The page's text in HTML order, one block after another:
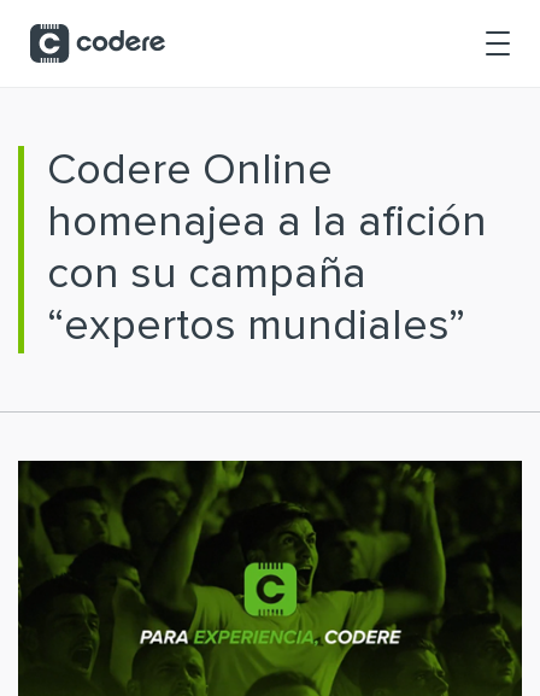
Codere Online
homenajea a la afición
con su campaña
“expertos mundiales”